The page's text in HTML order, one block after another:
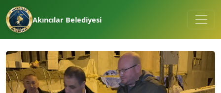
Akıncılar Belediyesi